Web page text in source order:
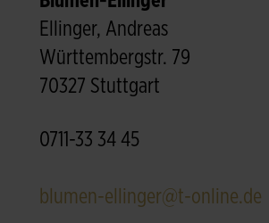
Ellinger, Andreas
Württembergstr. 79
70327 Stuttgart
0711-33 34 45
blumen-ellinger@t-online.de